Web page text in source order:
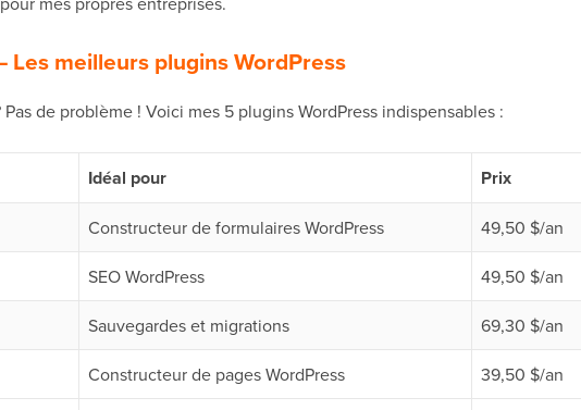
Les meilleurs plugins WordPress
de problème ! Voici mes 5 plugins WordPress indispensables :
Idéal pour Prix
Constructeur de formulaires WordPress 49,50 $/an
SEO WordPress 49,50 $/an
Sauvegardes et migrations 69,30 $/an
Constructeur de pages WordPress 39,50 $/an